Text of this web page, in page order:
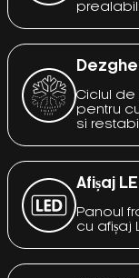
Ciclul
pentru
si
Afișaj
Panoul
cu afișaj